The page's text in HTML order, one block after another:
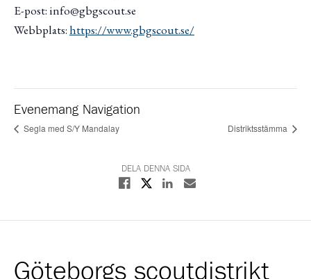
E-post: info@gbgscout.se
Webbplats:https://www.gbgscout.se/
Evenemang Navigation
Segla med S/Y Mandalay Distriktsstämma
DELA DENNA SIDA
Dela på Facebook
Dela på XDela på Linkedin
Dela med E-post
Göteborgs scoutdistrikt